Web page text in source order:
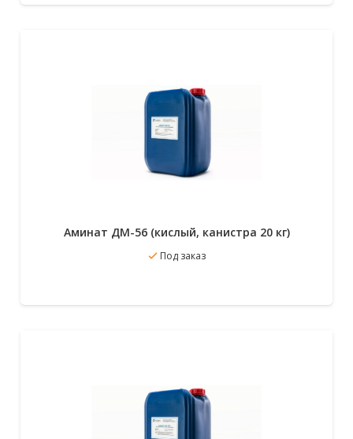
Аминат ДМ-56 (кислый, канистра 20 кг)
Под заказ